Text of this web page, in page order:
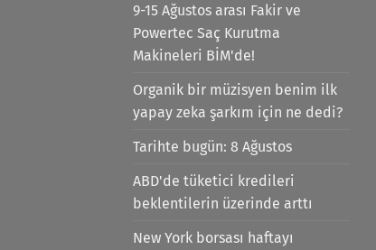
9-15 Ağustos arası Fakir ve
Powertec Saç Kurutma
Makineleri BİM'de!
Organik bir müzisyen benim ilk
yapay zeka şarkım için ne dedi?
Tarihte bugün: 8 Ağustos
ABD'de tüketici kredileri
beklentilerin üzerinde arttı
New York borsası haftayı